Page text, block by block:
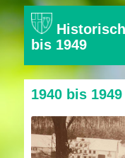
bis 1949
1940 bis